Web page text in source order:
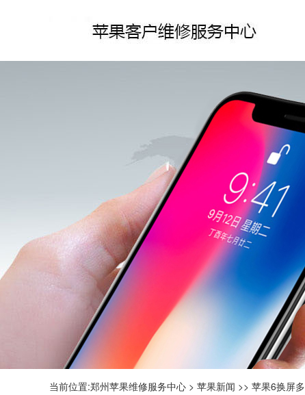
当前位置:郑州苹果维修服务中心 > 苹果新闻 >> 苹果6换屏